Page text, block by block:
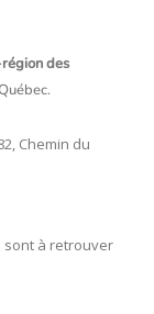
région des
Chemin du
sont à retrouver